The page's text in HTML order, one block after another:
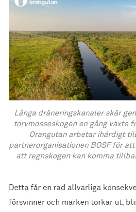
Långa dräneringskanaler skär
torvmosseskogen en gång växte
Orangutan arbetar ihärdigt
partnerorganisationen BOSF för
att regnskogen kan komma
Detta får en rad allvarliga
försvinner och marken torkar ut,